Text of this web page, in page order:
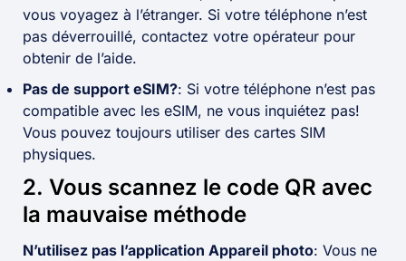
vous voyagez à l’étranger. Si votre téléphone n’est
pas déverrouillé, contactez votre opérateur pour
obtenir de l’aide.
Pas de support eSIM?: Si votre téléphone n’est pas
compatible avec les eSIM, ne vous inquiétez pas!
Vous pouvez toujours utiliser des cartes SIM
physiques.
2. Vous scannez le code QR avec
la mauvaise méthode
N’utilisez pas l’application Appareil photo: Vous ne